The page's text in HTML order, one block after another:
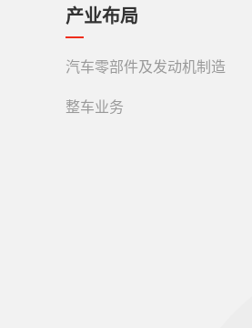
产业布局
汽车零部件及发动机制造
整车业务